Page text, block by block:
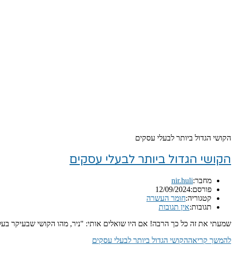
הקושי הגדול ביותר לבעלי עסקים
הקושי הגדול ביותר לבעלי עסקים
מחבר:nir.huli
פורסם:12/09/2024
קטגוריה:חומר העשרה
תגובות:אין תגובות
שמעתי את זה כל כך הרבה! אם היו שואלים אותי: "ניר, מהו הקושי שבעיקר
להמשך קריאההקושי הגדול ביותר לבעלי עסקים